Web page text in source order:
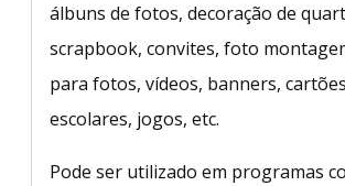
álbuns de fotos, decoração de
scrapbook, convites, foto
para fotos, vídeos, banners,
escolares, jogos, etc.
Pode ser utilizado em programas